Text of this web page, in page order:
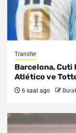
Transfer
Barcelona, Cuti
Atlético ve
6 saat ago